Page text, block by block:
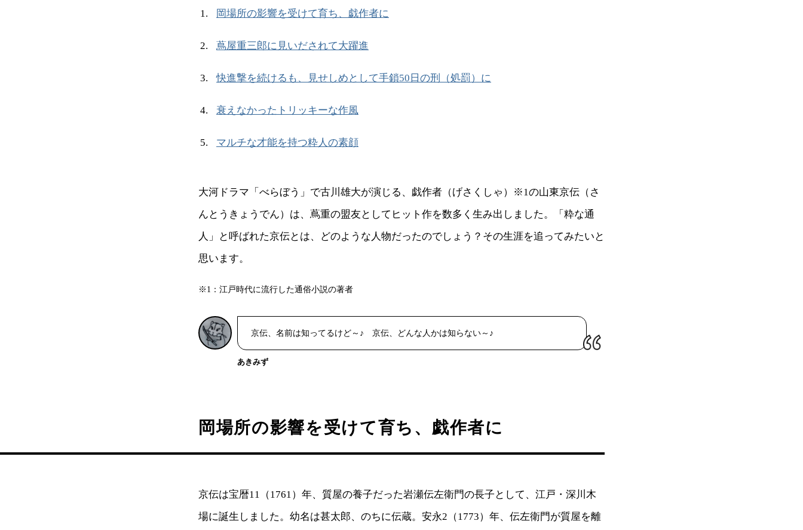
岡場所の影響を受けて育ち、戯作者に
蔦屋重三郎に見いだされて大躍進
快進撃を続けるも、見せしめとして手鎖50日の刑（処罰）に
衰えなかったトリッキーな作風
マルチな才能を持つ粋人の素顔
大河ドラマ「べらぼう」で古川雄大が演じる、戯作者（げさくしゃ）※1の山東京伝（さ
んとうきょうでん）は、蔦重の盟友としてヒット作を数多く生み出しました。「粋な通
人」と呼ばれた京伝とは、どのような人物だったのでしょう？その生涯を追ってみたいと
思います。
※1：江戸時代に流行した通俗小説の著者
京伝、名前は知ってるけど～♪ 京伝、どんな人かは知らない～♪
あきみず
岡場所の影響を受けて育ち、戯作者に
京伝は宝暦11（1761）年、質屋の養子だった岩瀬伝左衛門の長子として、江戸・深川木
場に誕生しました。幼名は甚太郎、のちに伝蔵。安永2（1773）年、伝左衛門が質屋を離